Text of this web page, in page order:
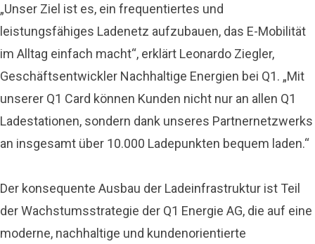
„Unser Ziel ist es, ein frequentiertes und
leistungsfähiges Ladenetz aufzubauen, das E-Mobilität
im Alltag einfach macht“, erklärt Leonardo Ziegler,
Geschäftsentwickler Nachhaltige Energien bei Q1. „Mit
unserer Q1 Card können Kunden nicht nur an allen Q1
Ladestationen, sondern dank unseres Partnernetzwerks
an insgesamt über 10.000 Ladepunkten bequem laden.“
Der konsequente Ausbau der Ladeinfrastruktur ist Teil
der Wachstumsstrategie der Q1 Energie AG, die auf eine
moderne, nachhaltige und kundenorientierte